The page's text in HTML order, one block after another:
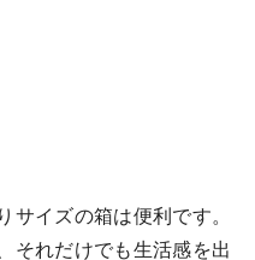
イズの箱は便利です。
それだけでも生活感を出